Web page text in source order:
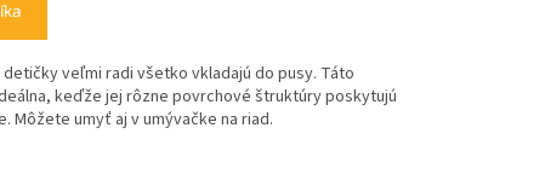
veľmi radi všetko vkladajú do pusy. Táto
keďže jej rôzne povrchové štruktúry poskytujú
Môžete umyť aj v umývačke na riad.